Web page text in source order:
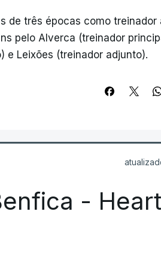
de três épocas como treinador
pelo Alverca (treinador
e Leixões (treinador adjunto).
-